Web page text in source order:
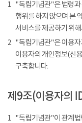
1 "독립기념관"은 법령과
행위를 하지 않으며 본
서비스를 제공하기 위
2 "독립기념관"은 이용자
이용자의 개인정보(신
구축합니다.
제9조(이용자의
1 "독립기념관"이 관계